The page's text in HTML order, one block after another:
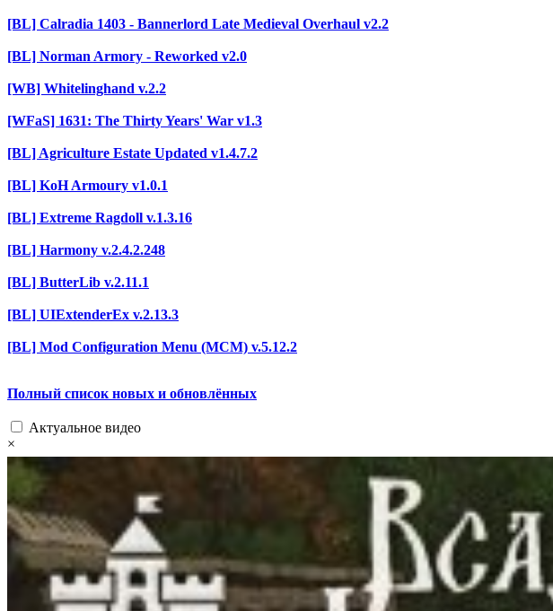
[BL] Calradia 1403 - Bannerlord Late Medieval Overhaul v2.2
[BL] Norman Armory - Reworked v2.0
[WB] Whitelinghand v.2.2
[WFaS] 1631: The Thirty Years' War v1.3
[BL] Agriculture Estate Updated v1.4.7.2
[BL] KoH Armoury v1.0.1
[BL] Extreme Ragdoll v.1.3.16
[BL] Harmony v.2.4.2.248
[BL] ButterLib v.2.11.1
[BL] UIExtenderEx v.2.13.3
[BL] Mod Configuration Menu (MCM) v.5.12.2
Полный список новых и обновлённых
Актуальное видео
×